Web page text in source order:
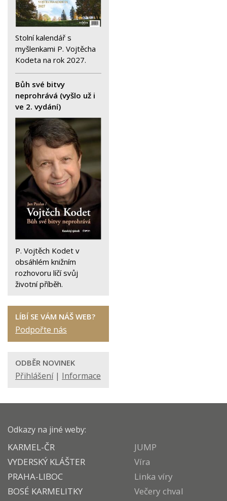
Stolní kalendář s
myšlenkami P. Vojtěcha
Kodeta na rok 2027.
Bůh své bitvy
neprohrává (vyšlo už i
ve 2. vydání)
P. Vojtěch Kodet v
obsáhlém knižním
rozhovoru líčí svůj
životní příběh.
LÍBÍ SE VÁM NÁŠ WEB?
Podpořte nás
ODBĚR NOVINEK
Přihlášení| Informace
Odkazy na jiné weby:
KARMEL-ČR
VYDERSKÝ KLÁŠTER
PRAHA-LIBOC
BOSÉ KARMELITKY
JUMP
Víra
Linka víry
Večery chval